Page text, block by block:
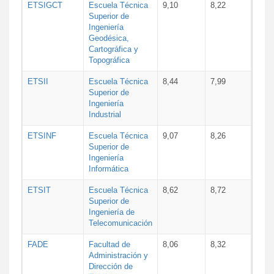
ETSIGCT
Escuela Técnica
Superior de
Ingeniería
Geodésica,
Cartográfica y
Topográfica
9,10 8,22
ETSII
Escuela Técnica
Superior de
Ingeniería
Industrial
8,44 7,99
ETSINF
Escuela Técnica
Superior de
Ingeniería
Informática
9,07 8,26
ETSIT
Escuela Técnica
Superior de
Ingeniería de
Telecomunicación
8,62 8,72
FADE
Facultad de
Administración y
Dirección de
8,06 8,32